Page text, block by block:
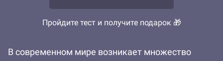
Пройдите тест и получите подарок 🎁
В современном мире возникает множество